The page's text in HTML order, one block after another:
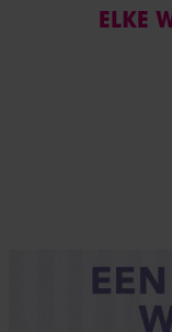
ELKE